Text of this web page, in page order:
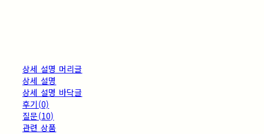
상세 설명 머리글
상세 설명
상세 설명 바닥글
후기(0)
질문(10)
관련 상품